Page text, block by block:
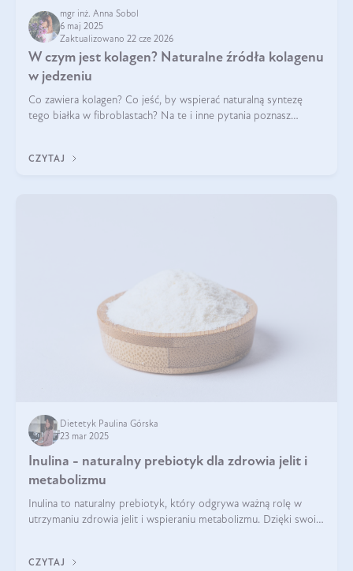
mgr inż. Anna Sobol
6 maj 2025
Zaktualizowano 22 cze 2026
W czym jest kolagen? Naturalne źródła kolagenu
w jedzeniu
Co zawiera kolagen? Co jeść, by wspierać naturalną syntezę
tego białka w fibroblastach? Na te i inne pytania poznasz
CZYTAJ
Dietetyk Paulina Górska
23 mar 2025
Inulina - naturalny prebiotyk dla zdrowia jelit i
metabolizmu
Inulina to naturalny prebiotyk, który odgrywa ważną rolę w
utrzymaniu zdrowia jelit i wspieraniu metabolizmu. Dzięki swoim
CZYTAJ